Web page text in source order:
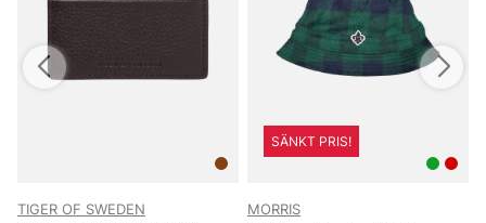
TIGER OF SWEDEN
SÄNKT PRIS!
MORRIS